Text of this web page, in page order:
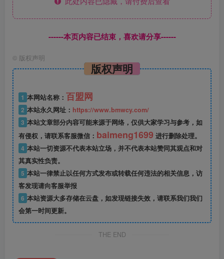
------本页内容已结束，喜欢请分享------
© 版权声明
版权声明
1 本网站名称： 百盟网
2 本站永久网址： https://www.bmwcy.com/
3 本站文章部分内容可能来源于网络，仅供大家学习与参考，如
有侵权，请联系客服微信： baimeng1699 进行删除处理。
4 本站一切资源不代表本站立场，并不代表本站赞同其观点和对
其真实性负责。
5 本站一律禁止以任何方式发布或转载任何违法的相关信息，访
客发现请向客服举报
6 本站资源大多存储在云盘，如发现链接失效，请联系我们我们
会第一时间更新。
THE END